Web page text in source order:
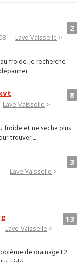
2
— Lave-Vaisselle >
froide, je recherche
8
Lave-Vaisselle >
froide et ne seche plus
trouver ...
3
— Lave-Vaisselle >
13
Lave-Vaisselle >
de drainage F2.